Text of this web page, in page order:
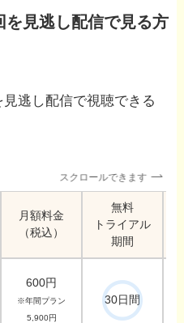
見逃し配信で見る方
逃し配信で視聴できる
スクロールできます
月額料金
（税込）
無料
トライアル
期間
600円
※年間プラン
5,900円
30日間